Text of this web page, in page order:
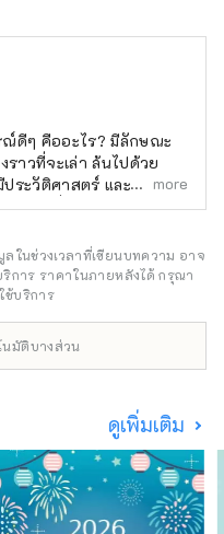
ณ์ดีๆ คืออะไร? มีลักษณะ
ราวที่จะเล่า ล้นไปด้วย
ระวัติศาสตร์ และเป็นที่รัก
ยเจอสิ่งพิเศษหรือ
และจากการบอกเล่า คน
งอย่าง ฉันคิดว่านั่นคือสิ่ง
เพื่อส่งมอบการเผชิญหน้า
ดคุย สื่อสาร และเชื่อม
more
ในช่วงเวลาที่เขียนบทความ อาจ
การ ราคาในภายหลังได้ กรุณา
ช้บริการ
นมัติบางส่วน
ดูเพิ่มเติม